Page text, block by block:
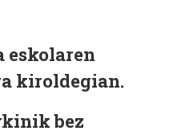
eskolaren
kiroldegian.
bez